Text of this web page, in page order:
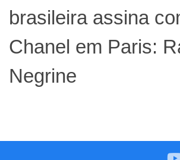
brasileira assina
Chanel em Paris:
Negrine